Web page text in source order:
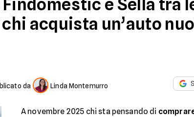
e Sella tra
acquista un’auto
da Linda Montemurro
A novembre 2025 chi sta pensando di